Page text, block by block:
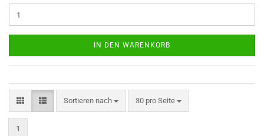
IN DEN WARENKORB
Sortieren nach
Sortieren nach 30 pro Seite
pro Seite
1